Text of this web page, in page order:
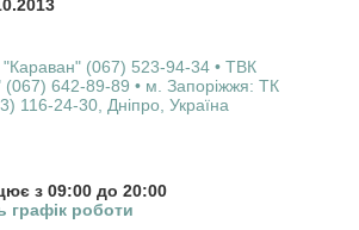
(067) 523-94-34 • ТВК
(067) 642-89-89 • м. Запоріжжя: ТК
116-24-30, Дніпро, Україна
з 09:00 до 20:00
графік роботи